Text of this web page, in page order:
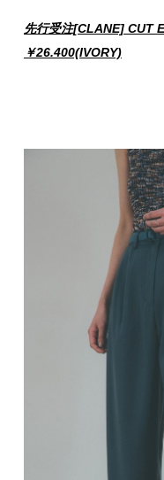
先行受注[CLANE] CUT
￥26.400(IVORY)